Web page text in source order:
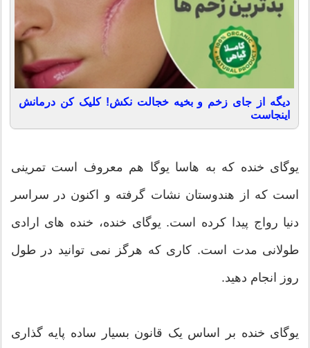
دیگه از جای زخم و بخیه خجالت نکش! کلیک کن درمانش
اینجاست
یوگای خنده که به هاسا یوگا هم معروف است تمرینی
است که از هندوستان نشات گرفته و اکنون در سراسر
دنیا رواج پیدا کرده است. یوگای خنده، خنده های ارادی
طولانی مدت است. کاری که هرگز نمی توانید در طول
روز انجام دهید.
یوگای خنده بر اساس یک قانون بسیار ساده پایه گذاری